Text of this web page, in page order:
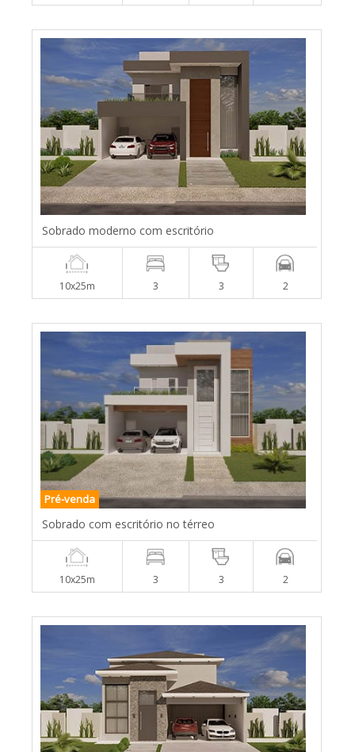
Sobrado moderno com escritório
10x25m 3 3 2
Pré-venda
Sobrado com escritório no térreo
10x25m 3 3 2